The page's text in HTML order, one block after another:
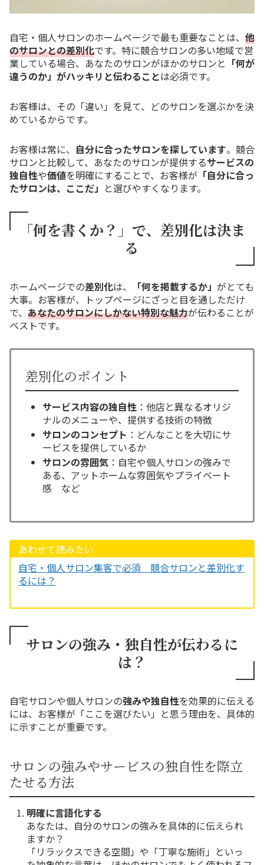
自宅・個人サロンのホームページで最も重要なことは、 他
のサロンとの差別化です。特に競合サロンの多い地域で営
業している場合、あなたのサロンがほかのサロンと 「何が
違うのか」がハッキリと伝わることは必須です。
お客様は、その「違い」を見て、どのサロンを選ぶかを決
めているからです。
お客様は常に、 自分に合ったサロンを探しています。競合
サロンと比較して、あなたのサロンが提供するサービスの
独自性や価値を明確にすることで、お客様が 「自分に合っ
たサロンは、ここだ」 と選びやすくなります。
「何を書くか？」で、差別化は決ま
る
ホームページでの差別化は、 「何を掲載するか」 がとても
大事。お客様が、トップページにざっと目を通しただけ
で、 あなたのサロンにしかない特別な魅力が伝わることが
ベストです。
差別化のポイント
サービス内容の独自性 ：他店と異なるオリジ
ナルのメニューや、提供する技術の特徴
サロンのコンセプト ：どんなことを大切にサ
ービスを提供しているか
サロンの雰囲気 ：自宅や個人サロンの強みで
ある、アットホームな雰囲気やプライベート
感 など
あわせて読みたい
自宅・個人サロン集客で必須 競合サロンと差別化す
るには？
サロンの強み・独自性が伝わるに
は？
自宅サロンや個人サロンの強みや独自性を効果的に伝える
には、お客様が「ここを選びたい」と思う理由を、具体的
に示すことが重要です。
サロンの強みやサービスの独自性を際立
たせる方法
明確に言語化する
あなたは、自分のサロンの強みを具体的に伝えられ
ますか？
「リラックスできる空間」や「丁寧な施術」といっ